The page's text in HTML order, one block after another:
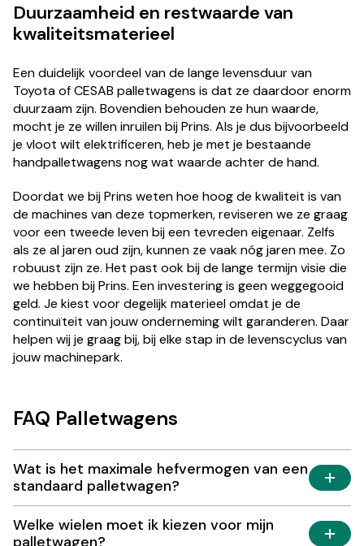
Duurzaamheid en restwaarde van
kwaliteitsmaterieel
Een duidelijk voordeel van de lange levensduur van
Toyota of CESAB palletwagens is dat ze daardoor enorm
duurzaam zijn. Bovendien behouden ze hun waarde,
mocht je ze willen inruilen bij Prins. Als je dus bijvoorbeeld
je vloot wilt elektrificeren, heb je met je bestaande
handpalletwagens nog wat waarde achter de hand.
Doordat we bij Prins weten hoe hoog de kwaliteit is van
de machines van deze topmerken, reviseren we ze graag
voor een tweede leven bij een tevreden eigenaar. Zelfs
als ze al jaren oud zijn, kunnen ze vaak nóg jaren mee. Zo
robuust zijn ze. Het past ook bij de lange termijn visie die
we hebben bij Prins. Een investering is geen weggegooid
geld. Je kiest voor degelijk materieel omdat je de
continuïteit van jouw onderneming wilt garanderen. Daar
helpen wij je graag bij, bij elke stap in de levenscyclus van
jouw machinepark.
FAQ Palletwagens
Wat is het maximale hefvermogen van een
standaard palletwagen?
Welke wielen moet ik kiezen voor mijn
palletwagen?